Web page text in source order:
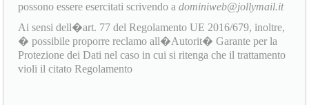
possono essere esercitati scrivendo adominiweb@jollymail.it
Ai sensi dell�art. 77 del Regolamento UE 2016/679, inoltre,
� possibile proporre reclamo all�Autorit� Garante per la
Protezione dei Dati nel caso in cui si ritenga che il trattamento
violi il citato Regolamento